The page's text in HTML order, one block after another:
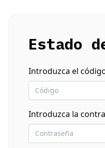
Estado
Introduzca el
Introduzca la